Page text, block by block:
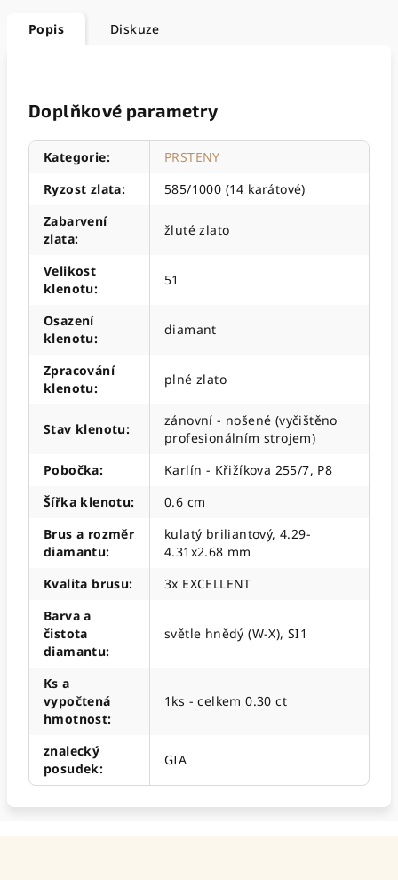
Popis Diskuze
Doplňkové parametry
Kategorie:
PRSTENY
Ryzost zlata:
585/1000 (14 karátové)
Zabarvení
zlata:
žluté zlato
Velikost
klenotu:
51
Osazení
klenotu:
diamant
Zpracování
klenotu:
plné zlato
Stav klenotu:
zánovní - nošené (vyčištěno
profesionálním strojem)
Pobočka:
Karlín - Křižíkova 255/7, P8
Šířka klenotu:
0.6 cm
Brus a rozměr
diamantu:
kulatý briliantový, 4.29-
4.31x2.68 mm
Kvalita brusu:
3x EXCELLENT
Barva a
čistota
diamantu:
světle hnědý (W-X), SI1
Ks a
vypočtená
hmotnost:
1ks - celkem 0.30 ct
znalecký
posudek:
GIA